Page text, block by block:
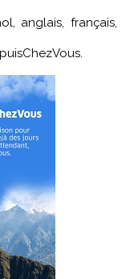
anglais, français,